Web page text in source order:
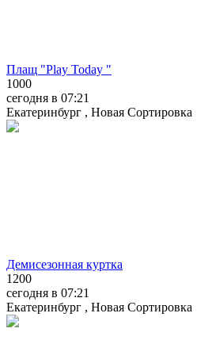
Плащ "Play Today "
1000
сегодня в 07:21
Екатеринбург , Новая Сортировка
Демисезонная куртка
1200
сегодня в 07:21
Екатеринбург , Новая Сортировка